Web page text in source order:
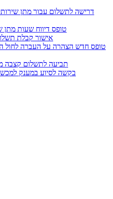
2356 – טופס דיווח שעות
2357 – אישור קבלת
266 – תביעה לתשלום
267 – בקשה לסיוע במענק